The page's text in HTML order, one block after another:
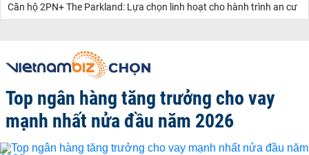
Căn hộ 2PN+ The Parkland: Lựa chọn linh hoạt cho hành trình an cư
Top ngân hàng tăng trưởng cho vay
mạnh nhất nửa đầu năm 2026